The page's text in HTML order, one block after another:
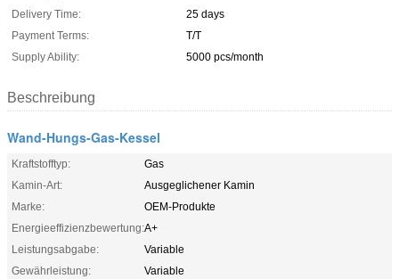
Delivery Time:
25 days
Payment Terms:
T/T
Supply Ability:
5000 pcs/month
Beschreibung
Wand-Hungs-Gas-Kessel
Kraftstofftyp:
Gas
Kamin-Art:
Ausgeglichener Kamin
Marke:
OEM-Produkte
Energieeffizienzbewertung:A+
Leistungsabgabe:
Variable
Gewährleistung:
Variable